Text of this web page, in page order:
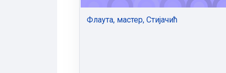
Флаута, мастер, Стијачић